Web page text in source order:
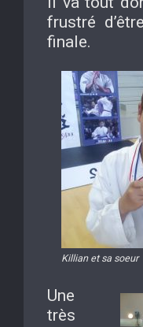
frustré
finale.
Killian et sa soeur
Une
très